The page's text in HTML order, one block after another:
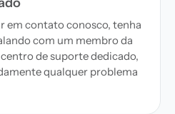
em contato conosco, tenha
com um membro da
de suporte dedicado,
qualquer problema